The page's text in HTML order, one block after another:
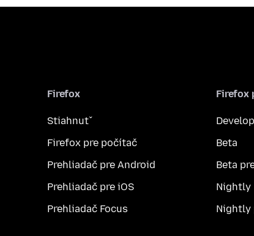
Firefox
Stiahnuť
Firefox pre počítač
Prehliadač pre Android
Prehliadač pre iOS
Prehliadač Focus
Firefox
Beta
Beta
Nightly
Nightly